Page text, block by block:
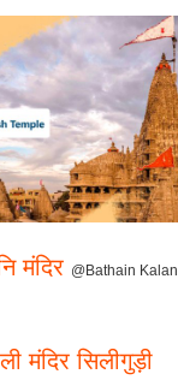
मंदिर @Bathain Kalan,
मंदिर सिलीगुड़ी